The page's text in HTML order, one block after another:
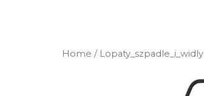
Home / Lopaty_szpadle_i_widly